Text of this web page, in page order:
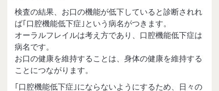
検査の結果、お口の機能が低下していると診断されれ
ば｢口腔機能低下症｣という病名がつきます。
オーラルフレイルは考え方であり、口腔機能低下症は
病名です。
お口の健康を維持することは、身体の健康を維持する
ことにつながります。
｢口腔機能低下症｣にならないようにするため、日々の